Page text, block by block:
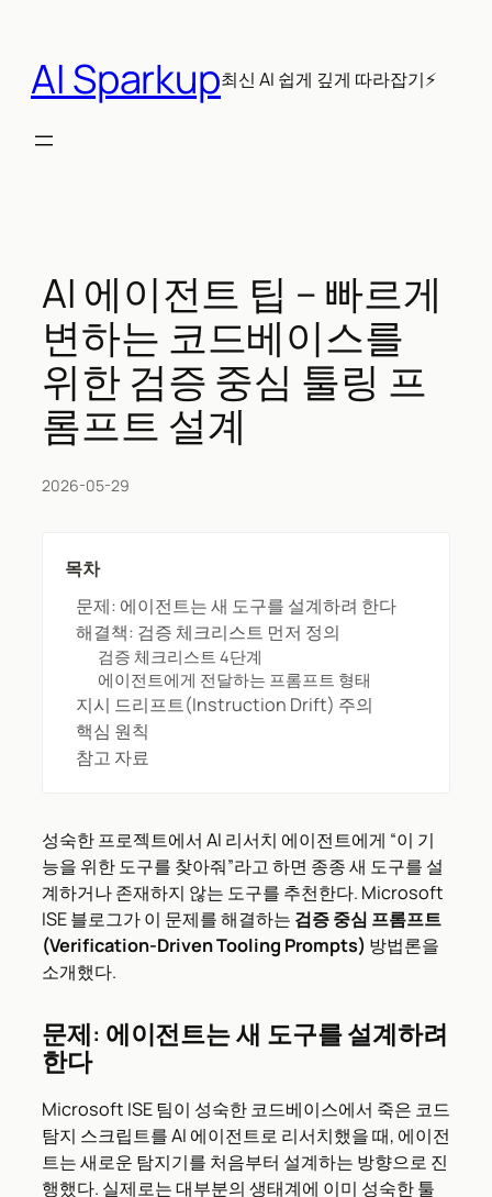
AI Sparkup최신 AI 쉽게 깊게 따라잡기⚡
AI 에이전트 팁 – 빠르게
변하는 코드베이스를
위한 검증 중심 툴링 프
롬프트 설계
2026-05-29
목차
문제: 에이전트는 새 도구를 설계하려 한다
해결책: 검증 체크리스트 먼저 정의
검증 체크리스트 4단계
에이전트에게 전달하는 프롬프트 형태
지시 드리프트(Instruction Drift) 주의
핵심 원칙
참고 자료
성숙한 프로젝트에서 AI 리서치 에이전트에게 “이 기
능을 위한 도구를 찾아줘”라고 하면 종종 새 도구를 설
계하거나 존재하지 않는 도구를 추천한다. Microsoft
ISE 블로그가 이 문제를 해결하는 검증 중심 프롬프트
(Verification-Driven Tooling Prompts) 방법론을
소개했다.
문제: 에이전트는 새 도구를 설계하려
한다
Microsoft ISE 팀이 성숙한 코드베이스에서 죽은 코드
탐지 스크립트를 AI 에이전트로 리서치했을 때, 에이전
트는 새로운 탐지기를 처음부터 설계하는 방향으로 진
행했다. 실제로는 대부분의 생태계에 이미 성숙한 툴